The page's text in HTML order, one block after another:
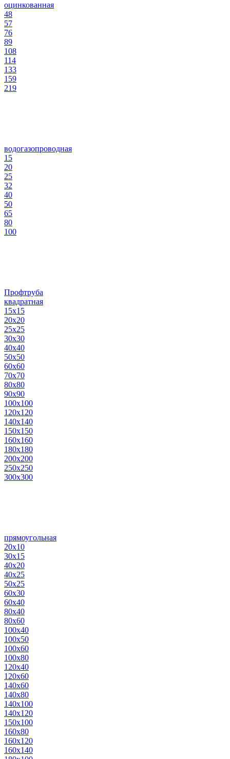
оцинкованная
48
57
76
89
108
114
133
159
219
водогазопроводная
15
20
25
32
40
50
65
80
100
Профтруба
квадратная
15х15
20х20
25х25
30х30
40х40
50х50
60х60
70х70
80х80
90х90
100х100
120х120
140х140
150х150
160х160
180х180
200х200
250х250
300х300
прямоугольная
20х10
30х15
40х20
40х25
50х25
60х30
60х40
80х40
80х60
100х40
100х50
100х60
100х80
120х40
120х60
140х60
140х80
140х100
140х120
150х100
160х80
160х120
160х140